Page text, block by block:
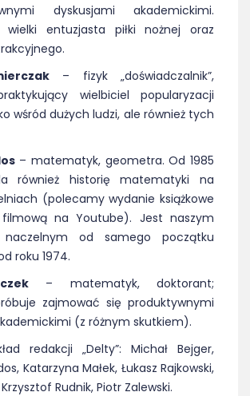
dyskusjami akademickimi.
wielki entuzjasta piłki nożnej oraz
– fizyk „doświadczalnik”,
wielbiciel popularyzacji
wśród dużych ludzi, ale również tych
– matematyk, geometra. Od 1985
również historię matematyki na
(polecamy wydanie książkowe
na Youtube). Jest naszym
naczelnym od samego początku
roku 1974.
– matematyk, doktorant;
zajmować się produktywnymi
(z różnym skutkiem).
redakcji „Delty”: Michał Bejger,
Katarzyna Małek, Łukasz Rajkowski,
Rudnik, Piotr Zalewski.